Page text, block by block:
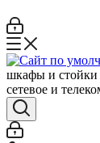
шкафы и стойки
сетевое и